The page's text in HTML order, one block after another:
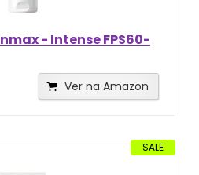
- Intense FPS60-
Ver na Amazon
SALE